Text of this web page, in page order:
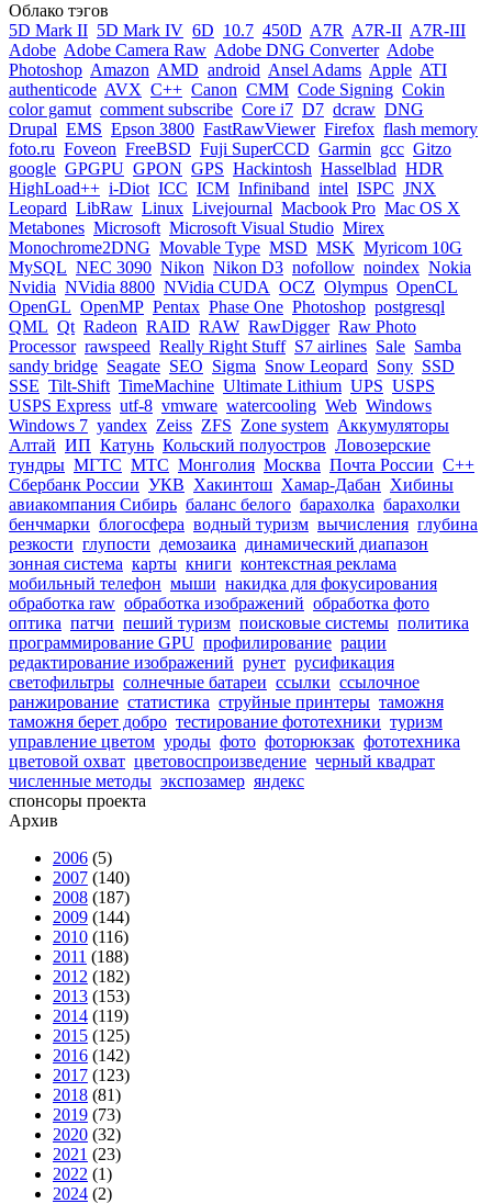
Облако тэгов
5D Mark II 5D Mark IV 6D 10.7 450D A7R A7R-II A7R-III
Adobe Adobe Camera Raw Adobe DNG Converter Adobe
Photoshop Amazon AMD android Ansel Adams Apple ATI
authenticode AVX C++ Canon CMM Code Signing Cokin
color gamut comment subscribe Core i7 D7 dcraw DNG
Drupal EMS Epson 3800 FastRawViewer Firefox flash memory
foto.ru Foveon FreeBSD Fuji SuperCCD Garmin gcc Gitzo
google GPGPU GPON GPS Hackintosh Hasselblad HDR
HighLoad++ i-Diot ICC ICM Infiniband intel ISPC JNX
Leopard LibRaw Linux Livejournal Macbook Pro Mac OS X
Metabones Microsoft Microsoft Visual Studio Mirex
Monochrome2DNG Movable Type MSD MSK Myricom 10G
MySQL NEC 3090 Nikon Nikon D3 nofollow noindex Nokia
Nvidia NVidia 8800 NVidia CUDA OCZ Olympus OpenCL
OpenGL OpenMP Pentax Phase One Photoshop postgresql
QML Qt Radeon RAID RAW RawDigger Raw Photo
Processor rawspeed Really Right Stuff S7 airlines Sale Samba
sandy bridge Seagate SEO Sigma Snow Leopard Sony SSD
SSE Tilt-Shift TimeMachine Ultimate Lithium UPS USPS
USPS Express utf-8 vmware watercooling Web Windows
Windows 7 yandex Zeiss ZFS Zone system Аккумуляторы
Алтай ИП Катунь Кольский полуостров Ловозерские
тундры МГТС МТС Монголия Москва Почта России С++
Сбербанк России УКВ Хакинтош Хамар-Дабан Хибины
авиакомпания Сибирь баланс белого барахолка барахолки
бенчмарки блогосфера водный туризм вычисления глубина
резкости глупости демозаика динамический диапазон
зонная система карты книги контекстная реклама
мобильный телефон мыши накидка для фокусирования
обработка raw обработка изображений обработка фото
оптика патчи пеший туризм поисковые системы политика
программирование GPU профилирование рации
редактирование изображений рунет русификация
светофильтры солнечные батареи ссылки ссылочное
ранжирование статистика струйные принтеры таможня
таможня берет добро тестирование фототехники туризм
управление цветом уроды фото фоторюкзак фототехника
цветовой охват цветовоспроизведение черный квадрат
численные методы экспозамер яндекс
спонсоры проекта
Архив
2006 (5)
2007 (140)
2008 (187)
2009 (144)
2010 (116)
2011 (188)
2012 (182)
2013 (153)
2014 (119)
2015 (125)
2016 (142)
2017 (123)
2018 (81)
2019 (73)
2020 (32)
2021 (23)
2022 (1)
2024 (2)